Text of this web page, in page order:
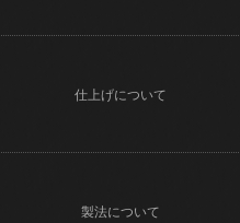
仕上げについて
製法について